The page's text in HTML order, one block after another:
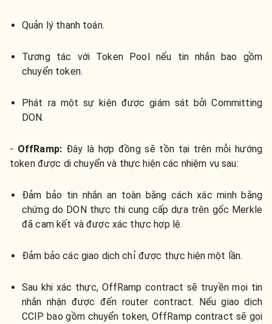
Quản lý thanh toán.
Tương tác với Token Pool nếu tin nhắn bao gồm
chuyển token.
Phát ra một sự kiện được giám sát bởi Committing
DON.
- OffRamp: Đây là hợp đồng sẽ tồn tại trên mỗi hướng
token được di chuyển và thực hiện các nhiệm vụ sau:
Đảm bảo tin nhắn an toàn bằng cách xác minh bằng
chứng do DON thực thi cung cấp dựa trên gốc Merkle
đã cam kết và được xác thực hợp lệ.
Đảm bảo các giao dịch chỉ được thực hiện một lần.
Sau khi xác thực, OffRamp contract sẽ truyền mọi tin
nhắn nhận được đến router contract. Nếu giao dịch
CCIP bao gồm chuyển token, OffRamp contract sẽ gọi